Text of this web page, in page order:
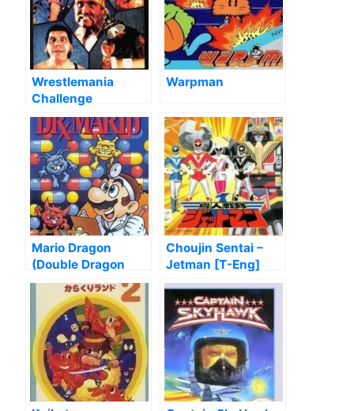
Wrestlemania
Challenge
Warpman
Mario Dragon
(Double Dragon
Hack)
Choujin Sentai –
Jetman [T-Eng]